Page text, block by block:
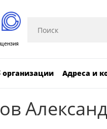
организации Адреса и